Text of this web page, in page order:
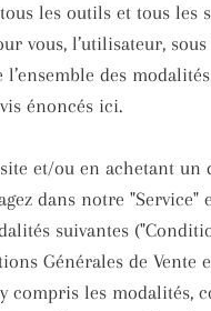
les outils et tous les
vous, l’utilisateur,
l’ensemble des
énoncés ici.
et/ou en achetant un
dans notre "Service"
suivantes
Générales de Vente
compris les modalités,